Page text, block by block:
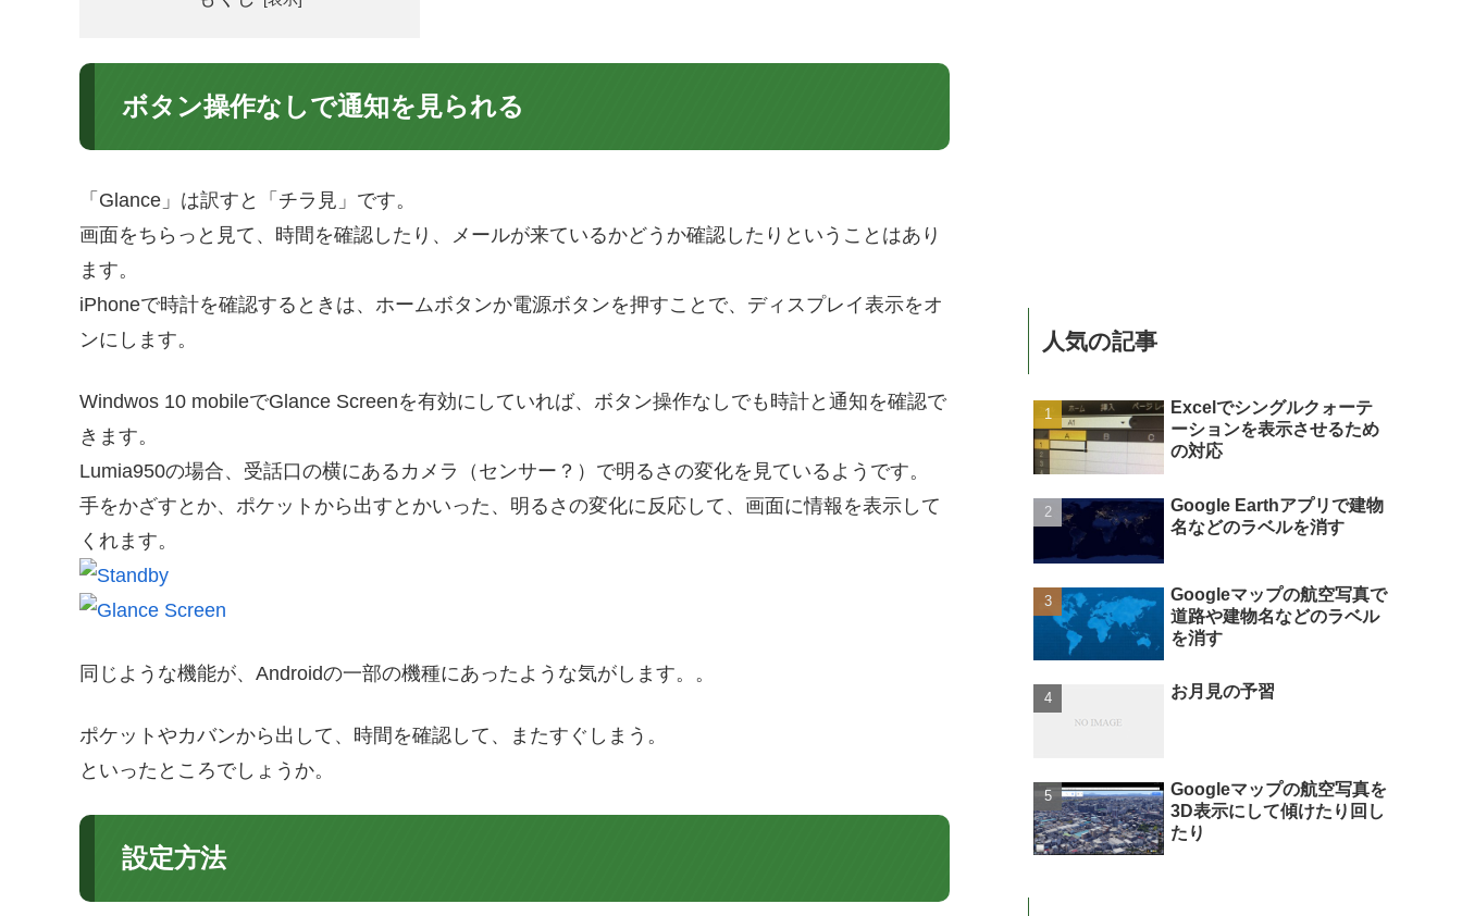
ボタン操作なしで通知を見られる
「Glance」は訳すと「チラ見」です。
画面をちらっと見て、時間を確認したり、メールが来ているかどうか確認したりということはあり
ます。
iPhoneで時計を確認するときは、ホームボタンか電源ボタンを押すことで、ディスプレイ表示をオ
ンにします。
Windwos 10 mobileでGlance Screenを有効にしていれば、ボタン操作なしでも時計と通知を確認で
きます。
Lumia950の場合、受話口の横にあるカメラ（センサー？）で明るさの変化を見ているようです。
手をかざすとか、ポケットから出すとかいった、明るさの変化に反応して、画面に情報を表示して
くれます。
同じような機能が、Androidの一部の機種にあったような気がします。。
ポケットやカバンから出して、時間を確認して、またすぐしまう。
といったところでしょうか。
設定方法
人気の記事
Excelでシングルクォーテ
ーションを表示させるため
の対応
Google Earthアプリで建物
名などのラベルを消す
Googleマップの航空写真で
道路や建物名などのラベル
を消す
お月見の予習
Googleマップの航空写真を
3D表示にして傾けたり回し
たり